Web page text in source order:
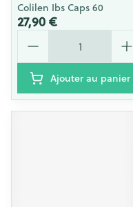
Colilen Ibs Caps 60
27,90 €
Quantité
Ajouter au panier